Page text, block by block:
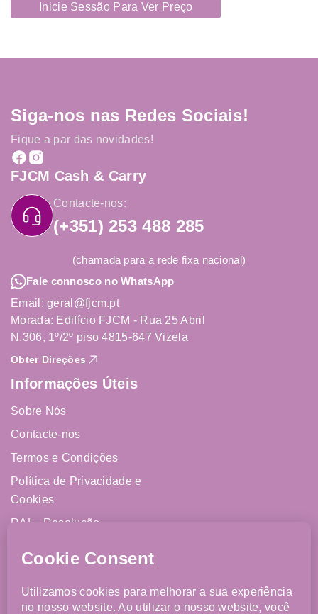
Inicie Sessão Para Ver Preço
Siga-nos nas Redes Sociais!
Fique a par das novidades!
FJCM Cash & Carry
Contacte-nos:
(+351) 253 488 285
(chamada para a rede fixa nacional)
Fale connosco no WhatsApp
Email: geral@fjcm.pt
Morada: Edifício FJCM - Rua 25 Abril
N.306, 1º/2º piso 4815-647 Vizela
Obter Direções
Informações Úteis
Sobre Nós
Contacte-nos
Termos e Condições
Política de Privacidade e
Cookies
RAL - Resolução
Livro de Reclamações